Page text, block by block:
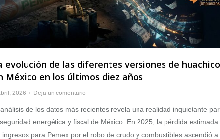
evolución de las diferentes versiones de
México en los últimos diez años
2026 Deja un comentario
de los datos más recientes revela una realidad inquietante
energética y fiscal de México. En 2025, la pérdida estimada
ingresos para Pemex por el robo de crudo y combustibles ascendió a